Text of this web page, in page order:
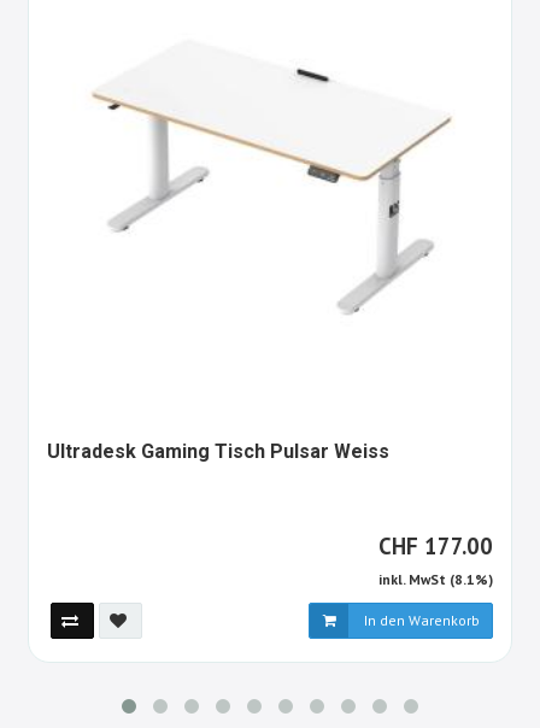
Ultradesk Gaming Tisch Pulsar Weiss
CHF CHF
177.00
inkl. MwSt (8.1%)
In den Warenkorb